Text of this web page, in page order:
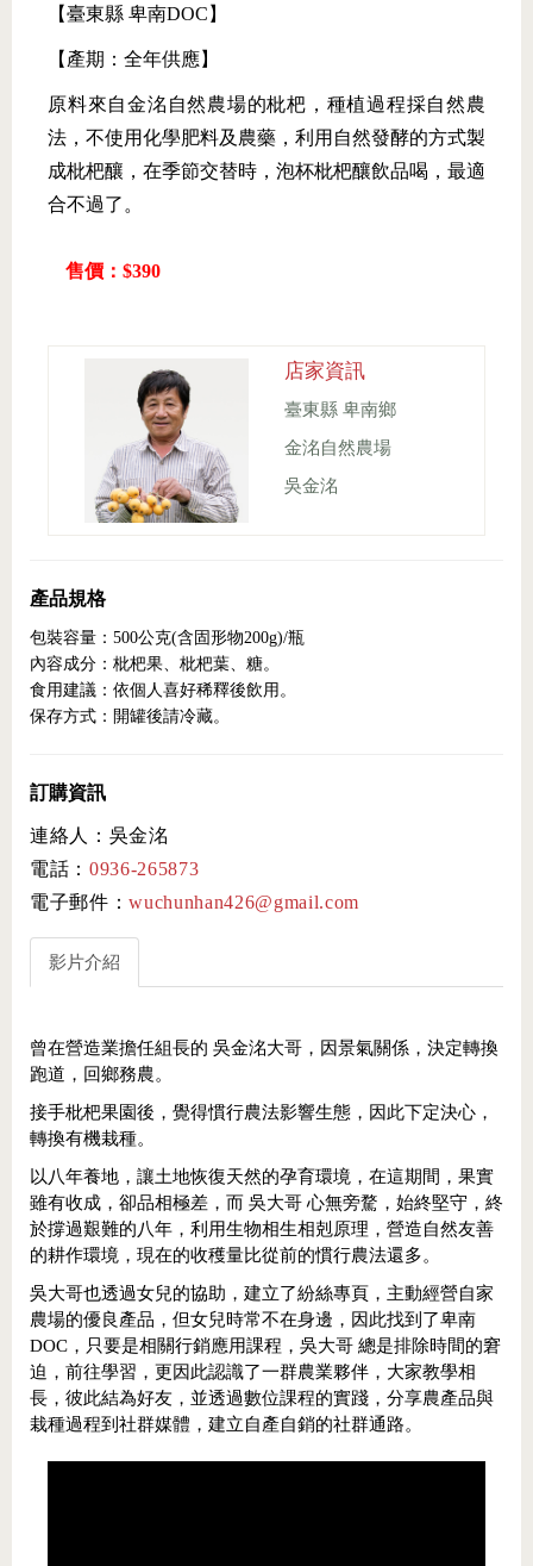
【臺東縣 卑南DOC】
【產期：全年供應】
原料來自金洺自然農場的枇杷，種植過程採自然農
法，不使用化學肥料及農藥，利用自然發酵的方式製
成枇杷釀，在季節交替時，泡杯枇杷釀飲品喝，最適
合不過了。
售價：$390
店家資訊
臺東縣 卑南鄉
金洺自然農場
吳金洺
產品規格
包裝容量：500公克(含固形物200g)/瓶
內容成分：枇杷果、枇杷葉、糖。
食用建議：依個人喜好稀釋後飲用。
保存方式：開罐後請冷藏。
訂購資訊
連絡人：吳金洺
電話： 0936-265873
電子郵件：wuchunhan426@gmail.com
影片介紹
曾在營造業擔任組長的 吳金洺大哥，因景氣關係，決定轉換
跑道，回鄉務農。
接手枇杷果園後，覺得慣行農法影響生態，因此下定決心，
轉換有機栽種。
以八年養地，讓土地恢復天然的孕育環境，在這期間，果實
雖有收成，卻品相極差，而 吳大哥 心無旁騖，始終堅守，終
於撐過艱難的八年，利用生物相生相剋原理，營造自然友善
的耕作環境，現在的收穫量比從前的慣行農法還多。
吳大哥也透過女兒的協助，建立了紛絲專頁，主動經營自家
農場的優良產品，但女兒時常不在身邊，因此找到了卑南
DOC，只要是相關行銷應用課程，吳大哥 總是排除時間的窘
迫，前往學習，更因此認識了一群農業夥伴，大家教學相
長，彼此結為好友，並透過數位課程的實踐，分享農產品與
栽種過程到社群媒體，建立自產自銷的社群通路。